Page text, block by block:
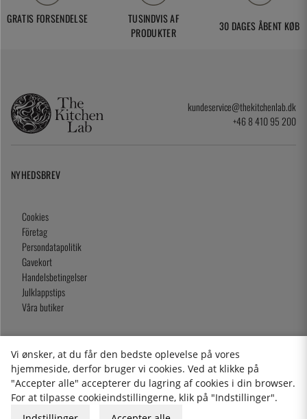
GRATIS FORSENDELSE
TUSINDVIS AF
PRODUKTER
30 DAGES ÅBENT KØB
kundeservice@thekitchenlab.dk
+46 8 410 95 200
NYHEDSBREV
Cookies
Företag
Persondatapolitik
Gavekort
Handelsbetingelser
Julklappstips
Våra butiker
2026 KitchenLab AB
Vi ønsker, at du får den bedste oplevelse på vores
hjemmeside, derfor bruger vi cookies. Ved at klikke på
"Accepter alle" accepterer du lagring af cookies i din browser.
For at tilpasse cookieindstillingerne, klik på "Indstillinger".